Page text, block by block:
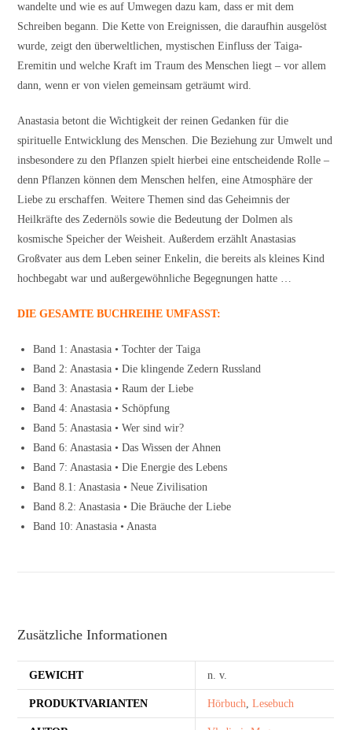
wandelte und wie es auf Umwegen dazu kam, dass er mit dem
Schreiben begann. Die Kette von Ereignissen, die daraufhin ausgelöst
wurde, zeigt den überweltlichen, mystischen Einfluss der Taiga-
Eremitin und welche Kraft im Traum des Menschen liegt – vor allem
dann, wenn er von vielen gemeinsam geträumt wird.
Anastasia betont die Wichtigkeit der reinen Gedanken für die
spirituelle Entwicklung des Menschen. Die Beziehung zur Umwelt und
insbesondere zu den Pflanzen spielt hierbei eine entscheidende Rolle –
denn Pflanzen können dem Menschen helfen, eine Atmosphäre der
Liebe zu erschaffen. Weitere Themen sind das Geheimnis der
Heilkräfte des Zedernöls sowie die Bedeutung der Dolmen als
kosmische Speicher der Weisheit. Außerdem erzählt Anastasias
Großvater aus dem Leben seiner Enkelin, die bereits als kleines Kind
hochbegabt war und außergewöhnliche Begegnungen hatte …
DIE GESAMTE BUCHREIHE UMFASST:
Band 1: Anastasia • Tochter der Taiga
Band 2: Anastasia • Die klingende Zedern Russland
Band 3: Anastasia • Raum der Liebe
Band 4: Anastasia • Schöpfung
Band 5: Anastasia • Wer sind wir?
Band 6: Anastasia • Das Wissen der Ahnen
Band 7: Anastasia • Die Energie des Lebens
Band 8.1: Anastasia • Neue Zivilisation
Band 8.2: Anastasia • Die Bräuche der Liebe
Band 10: Anastasia • Anasta
Zusätzliche Informationen
GEWICHT n. v.
PRODUKTVARIANTEN Hörbuch,Lesebuch